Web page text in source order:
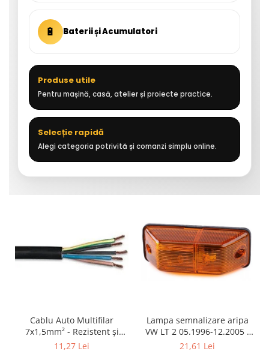
🔋 Baterii și Acumulatori
Produse utile
Pentru mașină, casă, atelier și proiecte practice.
Selecție rapidă
Alegi categoria potrivită și comanzi simplu online.
Cablu Auto Multifilar
7x1,5mm² - Rezistent și
Flexibil pentru Remorci 12V-
11,27 Lei
Lampa semnalizare aripa
VW LT 2 05.1996-12.2005 ;
Mercedes Sprinter 1995-
21,61 Lei